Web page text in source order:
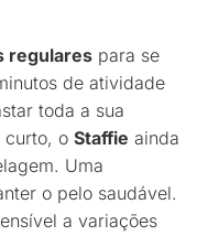
regulares para se
de atividade
toda a sua
curto, o Staffie ainda
Uma
o pelo saudável.
a variações